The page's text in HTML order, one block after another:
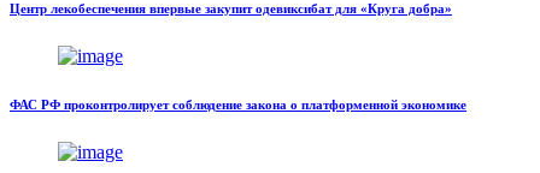
Центр лекобеспечения впервые закупит одевиксибат для «Круга добра»
ФАС РФ проконтролирует соблюдение закона о платформенной экономике